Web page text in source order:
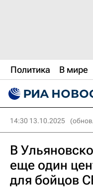
Политика В мире
14:30 13.10.2025
В
еще один
для бойцов